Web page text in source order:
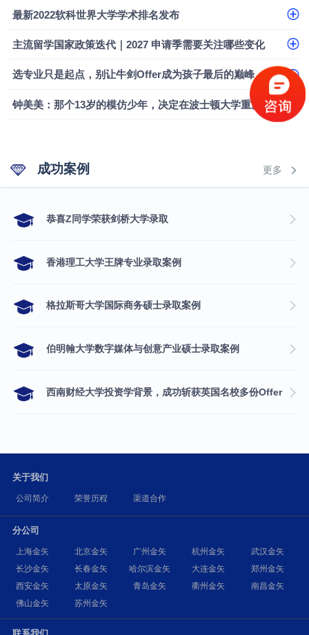
最新2022软科世界大学学术排名发布
主流留学国家政策迭代｜2027 申请季需要关注哪些变化
选专业只是起点，别让牛剑Offer成为孩子最后的巅峰
钟美美：那个13岁的模仿少年，决定在波士顿大学重新定义自己
成功案例 更多
​恭喜Z同学荣获剑桥大学录取
香港理工大学王牌专业录取案例
格拉斯哥大学国际商务硕士录取案例
伯明翰大学数字媒体与创意产业硕士录取案例
西南财经大学投资学背景，成功斩获英国名校多份Offer
关于我们
公司简介 荣誉历程 渠道合作
分公司
上海金矢 北京金矢 广州金矢 杭州金矢
武汉金矢
长沙金矢
长春金矢 哈尔滨金矢 大连金矢
郑州金矢
西安金矢
太原金矢 青岛金矢 衢州金矢
南昌金矢
佛山金矢
苏州金矢